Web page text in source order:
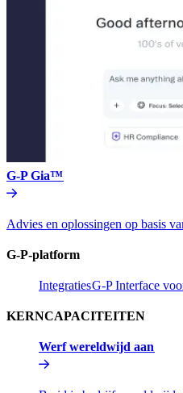
G-P Gia™​​
Advies en oplossingen op basis
G-P-platform​​
Integraties​​G-P Interface
KERNCAPACITEITEN​​
Werf wereldwijd aan​​